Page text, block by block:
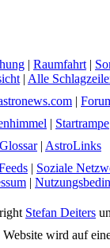
| Raumfahrt |
| Alle
|
| Startrampe
| AstroLinks
| Soziale
|
Stefan Deiters
Website wird auf